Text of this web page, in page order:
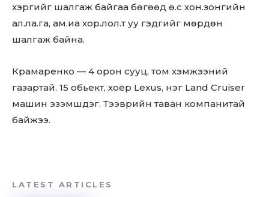
хэргийг шалгаж байгаа бөгөөд ө.с хон.зонгийн
ал.ла.га, ам.иа хор.лол.т уу гэдгийг мөрдөн
шалгаж байна.
Крамаренко — 4 орон сууц, том хэмжээний
газартай. 15 обьект, хоёр Lexus, нэг Land Cruiser
машин эзэмшдэг. Тээврийн таван компанитай
байжээ.
LATEST ARTICLES